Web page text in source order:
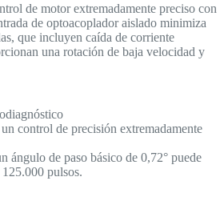
de motor extremadamente preciso con
de optoacoplador aislado minimiza
que incluyen caída de corriente
una rotación de baja velocidad y
control de precisión extremadamente
ángulo de paso básico de 0,72° puede
pulsos.